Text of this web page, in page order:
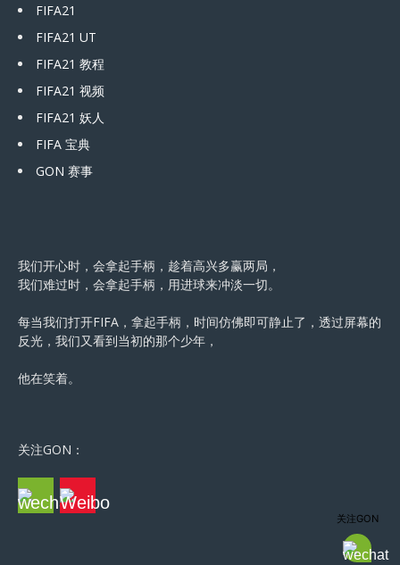
FIFA21
FIFA21 UT
FIFA21 教程
FIFA21 视频
FIFA21 妖人
FIFA 宝典
GON 赛事
我们开心时，会拿起手柄，趁着高兴多赢两局，
我们难过时，会拿起手柄，用进球来冲淡一切。
每当我们打开FIFA，拿起手柄，时间仿佛即可静止了，透过屏幕的
反光，我们又看到当初的那个少年，
他在笑着。
关注GON：
关注GON